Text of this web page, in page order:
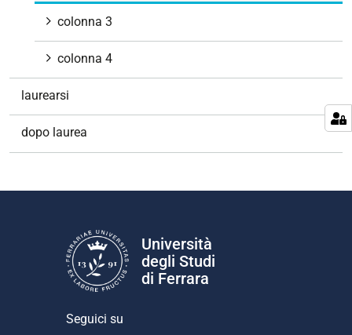
colonna 3
colonna 4
laurearsi
dopo laurea
Università
degli Studi
di Ferrara
Seguici su